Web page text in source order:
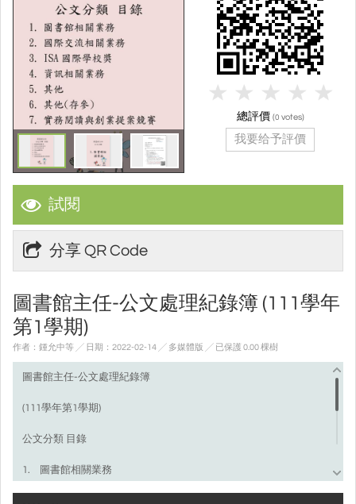
試閱
分享 QR Code
圖書館主任-公文處理紀錄簿 (111學年
第1學期)
作者：鍾允中等 ╱ 日期：2022-02-14 ╱ 多媒體版 ╱ 已保護 0.00 棵樹
圖書館主任-公文處理紀錄簿
(111學年第1學期)
公文分類 目錄
1. 圖書館相關業務
總評價 (0 votes)
我要给予評價